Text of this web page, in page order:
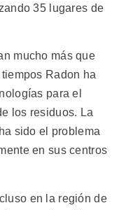
35 lugares de
mucho más que
Radon ha
para el
los residuos. La
sido el problema
en sus centros
en la región de